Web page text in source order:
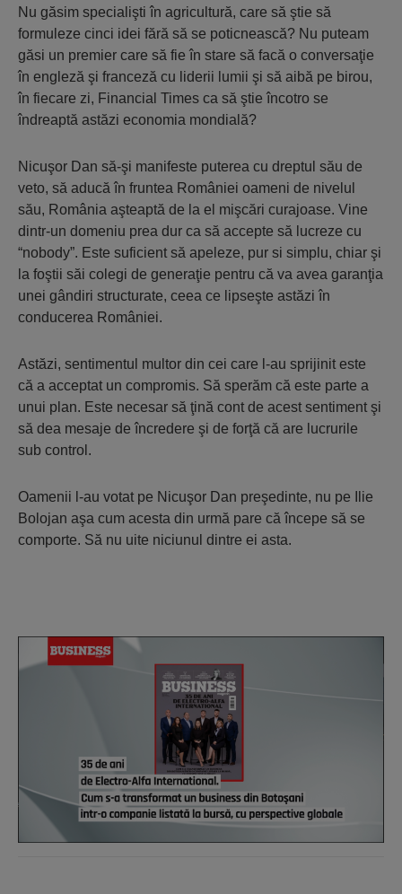
Nu găsim specialişti în agricultură, care să ştie să
formuleze cinci idei fără să se poticnească? Nu puteam
găsi un premier care să fie în stare să facă o conversaţie
în engleză şi franceză cu liderii lumii şi să aibă pe birou,
în fiecare zi, Financial Times ca să ştie încotro se
îndreaptă astăzi economia mondială?
Nicuşor Dan să-şi manifeste puterea cu dreptul său de
veto, să aducă în fruntea României oameni de nivelul
său, România aşteaptă de la el mişcări curajoase. Vine
dintr-un domeniu prea dur ca să accepte să lucreze cu
“nobody”. Este suficient să apeleze, pur si simplu, chiar şi
la foştii săi colegi de generaţie pentru că va avea garanţia
unei gândiri structurate, ceea ce lipseşte astăzi în
conducerea României.
Astăzi, sentimentul multor din cei care l-au sprijinit este
că a acceptat un compromis. Să sperăm că este parte a
unui plan. Este necesar să ţină cont de acest sentiment şi
să dea mesaje de încredere şi de forţă că are lucrurile
sub control.
Oamenii l-au votat pe Nicuşor Dan preşedinte, nu pe Ilie
Bolojan aşa cum acesta din urmă pare că începe să se
comporte. Să nu uite niciunul dintre ei asta.